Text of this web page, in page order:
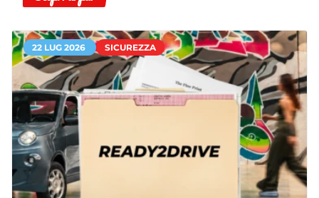
22 LUG 2026 SICUREZZA